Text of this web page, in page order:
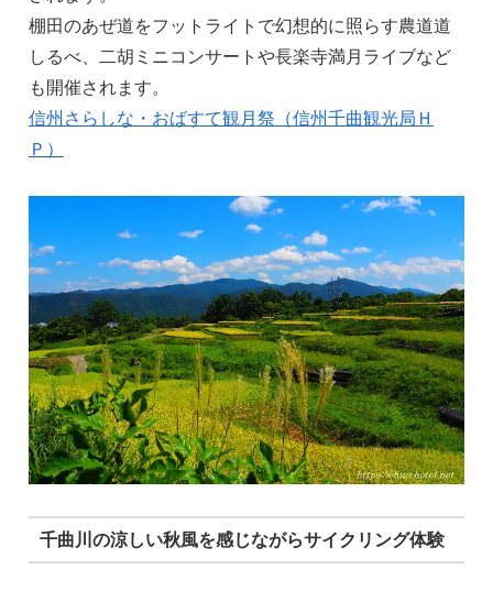
棚田のあぜ道をフットライトで幻想的に照らす農道道
しるべ、二胡ミニコンサートや長楽寺満月ライブなど
も開催されます。
信州さらしな・おばすて観月祭（信州千曲観光局Ｈ
Ｐ）
千曲川の涼しい秋風を感じながらサイクリング体験